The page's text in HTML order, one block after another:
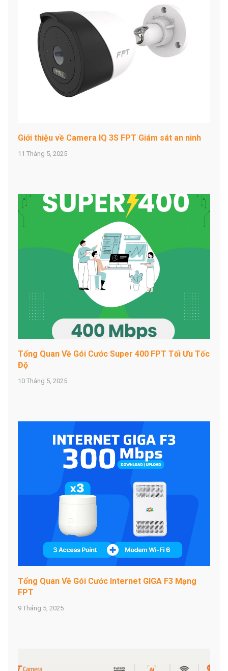
Giới thiệu về Camera IQ 3S FPT Giám sát an ninh
11 Tháng 5, 2025
Tổng Quan Về Gói Cước Super 400 FPT Tối Ưu Tốc
Độ
10 Tháng 5, 2025
Tổng Quan Về Gói Cước Internet GIGA F3 Mạng
FPT
9 Tháng 5, 2025